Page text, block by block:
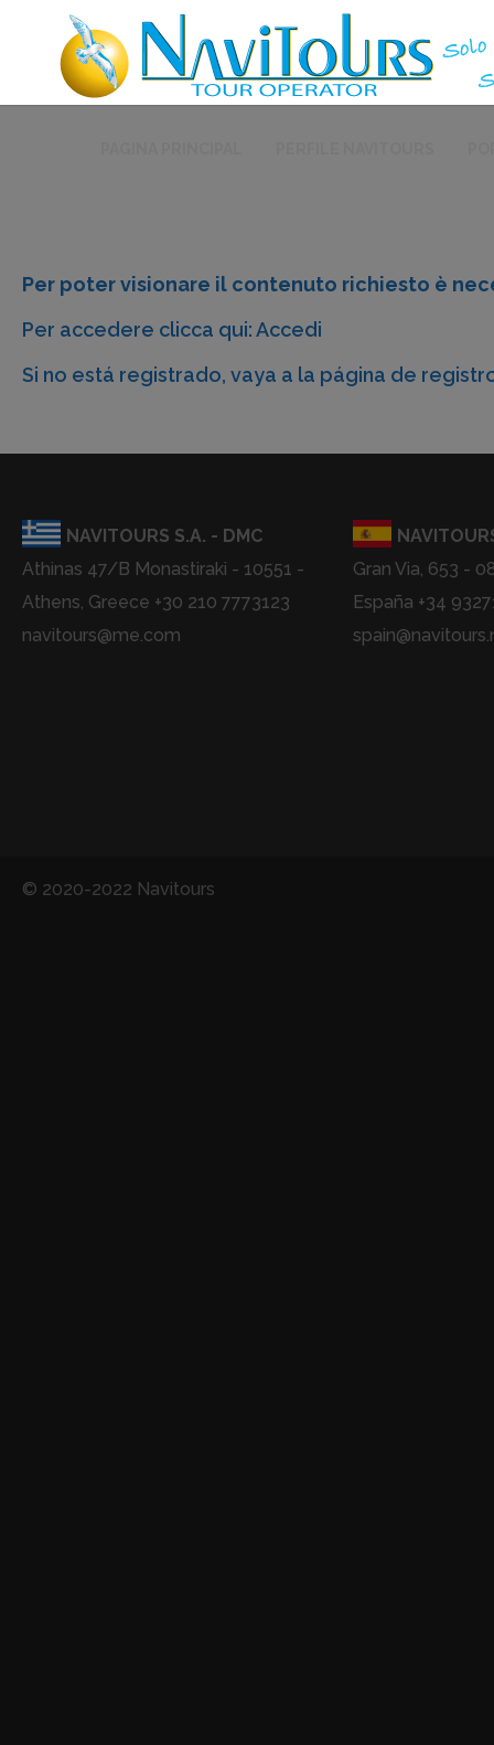
Per poter visionare il contenuto richiesto è
Per accedere clicca qui:Accedi
Si no está registrado, vaya a la página de
NAVITOURS S.A. - DMC
Athinas 47/B Monastiraki - 10551 -
Athens, Greece +30 210 7773123
navitours@me.com
Gran Via, 653 -
España +34
© 2020-2022 Navitours